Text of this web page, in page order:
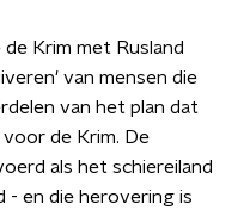
Krim met Rusland
van mensen die
van het plan dat
de Krim. De
als het schiereiland
- en die herovering is